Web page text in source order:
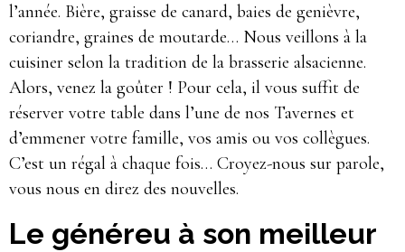
l’année. Bière, graisse de canard, baies de genièvre,
coriandre, graines de moutarde… Nous veillons à la
cuisiner selon la tradition de la brasserie alsacienne.
Alors, venez la goûter ! Pour cela, il vous suffit de
réserver votre table dans l’une de nos Tavernes et
d’emmener votre famille, vos amis ou vos collègues.
C’est un régal à chaque fois… Croyez-nous sur parole,
vous nous en direz des nouvelles.
Le généreu à son meilleur